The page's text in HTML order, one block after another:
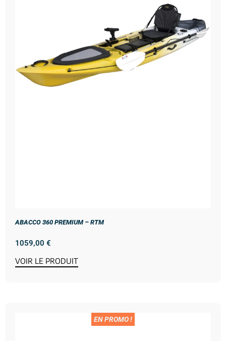
ABACCO 360 PREMIUM – RTM
1059,00 €
VOIR LE PRODUIT
EN PROMO !